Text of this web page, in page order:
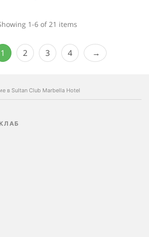
1-6 of 21 items
1 2 3 4
в Sultan Club Marbella Hotel